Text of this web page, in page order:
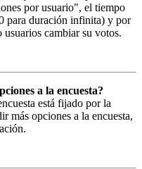
por usuario", el tiempo
para duración infinita) y por
cambiar su votos.
a la encuesta?
está fijado por la
más opciones a la encuesta,